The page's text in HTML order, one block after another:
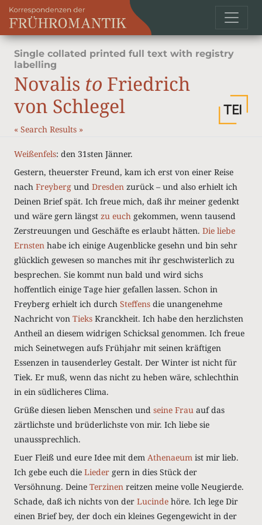
Single collated printed full text with registry
labelling
Novalis to Friedrich
von Schlegel
« Search Results »
Weißenfels: den 31sten Jänner.
Gestern, theuerster Freund, kam ich erst von einer Reise
nach Freyberg und Dresden zurück – und also erhielt ich
Deinen Brief spät. Ich freue mich, daß ihr meiner gedenkt
und wäre gern längst zu euch gekommen, wenn tausend
Zerstreuungen und Geschäfte es erlaubt hätten. Die liebe
Ernsten habe ich einige Augenblicke gesehn und bin sehr
glücklich gewesen so manches mit ihr geschwisterlich zu
besprechen. Sie kommt nun bald und wird sichs
hoffentlich einige Tage hier gefallen lassen. Schon in
Freyberg erhielt ich durch Steffens die unangenehme
Nachricht von Tieks Kranckheit. Ich habe den herzlichsten
Antheil an diesem widrigen Schicksal genommen. Ich freue
mich Seinetwegen aufs Frühjahr mit seinen kräftigen
Essenzen in tausenderley Gestalt. Der Winter ist nicht für
Tiek. Er muß, wenn das nicht zu heben wäre, schlechthin
in ein südlicheres Clima.
Grüße diesen lieben Menschen und seine Frau auf das
zärtlichste und brüderlichste von mir. Ich liebe sie
unaussprechlich.
Euer Fleiß und eure Idee mit dem Athenaeum ist mir lieb.
Ich gebe euch die Lieder gern in dies Stück der
Versöhnung. Deine Terzinen reitzen meine volle Neugierde.
Schade, daß ich nichts von der Lucinde höre. Ich lege Dir
einen Brief bey, der doch ein kleines Gegengewicht in der